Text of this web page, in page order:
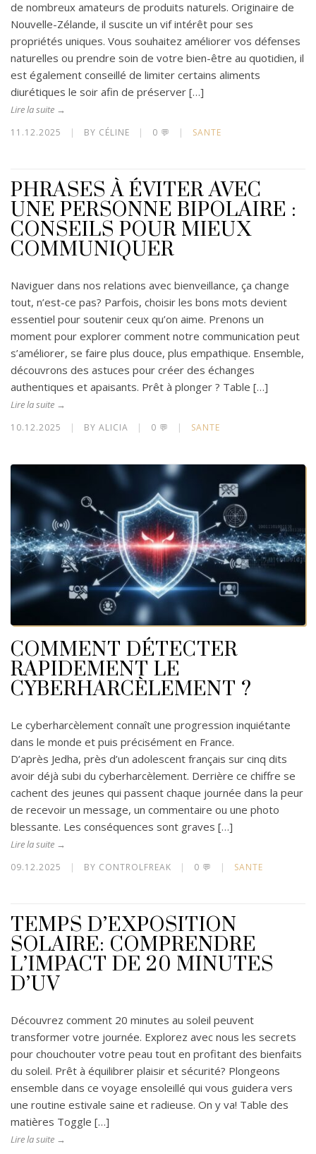
de nombreux amateurs de produits naturels. Originaire de
Nouvelle-Zélande, il suscite un vif intérêt pour ses
propriétés uniques. Vous souhaitez améliorer vos défenses
naturelles ou prendre soin de votre bien-être au quotidien, il
est également conseillé de limiter certains aliments
diurétiques le soir afin de préserver […]
Lire la suite →
11.12.2025 | BY CÉLINE | 0 💬 | SANTE
PHRASES À ÉVITER AVEC
UNE PERSONNE BIPOLAIRE :
CONSEILS POUR MIEUX
COMMUNIQUER
Naviguer dans nos relations avec bienveillance, ça change
tout, n’est-ce pas? Parfois, choisir les bons mots devient
essentiel pour soutenir ceux qu’on aime. Prenons un
moment pour explorer comment notre communication peut
s’améliorer, se faire plus douce, plus empathique. Ensemble,
découvrons des astuces pour créer des échanges
authentiques et apaisants. Prêt à plonger ? Table […]
Lire la suite →
10.12.2025 | BY ALICIA | 0 💬 | SANTE
COMMENT DÉTECTER
RAPIDEMENT LE
CYBERHARCÈLEMENT ?
Le cyberharcèlement connaît une progression inquiétante
dans le monde et puis précisément en France.
D’après Jedha, près d’un adolescent français sur cinq dits
avoir déjà subi du cyberharcèlement. Derrière ce chiffre se
cachent des jeunes qui passent chaque journée dans la peur
de recevoir un message, un commentaire ou une photo
blessante. Les conséquences sont graves […]
Lire la suite →
09.12.2025 | BY CONTROLFREAK | 0 💬 | SANTE
TEMPS D’EXPOSITION
SOLAIRE: COMPRENDRE
L’IMPACT DE 20 MINUTES
D’UV
Découvrez comment 20 minutes au soleil peuvent
transformer votre journée. Explorez avec nous les secrets
pour chouchouter votre peau tout en profitant des bienfaits
du soleil. Prêt à équilibrer plaisir et sécurité? Plongeons
ensemble dans ce voyage ensoleillé qui vous guidera vers
une routine estivale saine et radieuse. On y va! Table des
matières Toggle […]
Lire la suite →